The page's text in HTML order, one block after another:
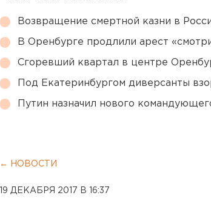
Возвращение смертной казни в
В Оренбурге продлили арест
Сгоревший квартал в центре
Под Екатеринбургом диверсанты
Путин назначил нового
← НОВОСТИ
19 ДЕКАБРЯ 2017 В 16:37